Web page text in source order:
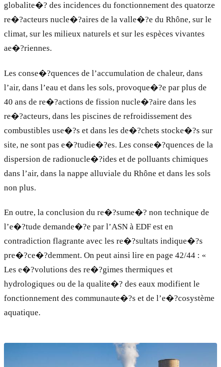
globalite�? des incidences du fonctionnement des quatorze
re�?acteurs nucle�?aires de la valle�?e du Rhône, sur le
climat, sur les milieux naturels et sur les espèces vivantes
ae�?riennes.
Les conse�?quences de l’accumulation de chaleur, dans
l’air, dans l’eau et dans les sols, provoque�?e par plus de
40 ans de re�?actions de fission nucle�?aire dans les
re�?acteurs, dans les piscines de refroidissement des
combustibles use�?s et dans les de�?chets stocke�?s sur
site, ne sont pas e�?tudie�?es. Les conse�?quences de la
dispersion de radionucle�?ides et de polluants chimiques
dans l’air, dans la nappe alluviale du Rhône et dans les sols
non plus.
En outre, la conclusion du re�?sume�? non technique de
l’e�?tude demande�?e par l’ASN à EDF est en
contradiction flagrante avec les re�?sultats indique�?s
pre�?ce�?demment. On peut ainsi lire en page 42/44 : «
Les e�?volutions des re�?gimes thermiques et
hydrologiques ou de la qualite�? des eaux modifient le
fonctionnement des communaute�?s et de l’e�?cosystème
aquatique.